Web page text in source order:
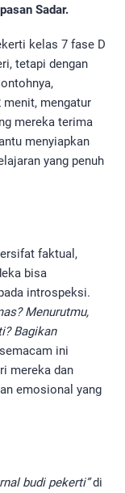
Sadar.
kelas 7 fase D
tetapi dengan
mengatur
mereka terima
menyiapkan
yang penuh
faktual,
bisa
introspeksi.
Menurutmu,
Bagikan
ini
mereka dan
emosional yang
budi pekerti”di